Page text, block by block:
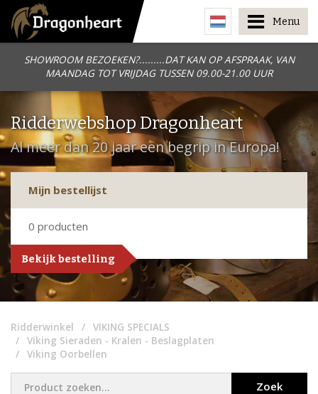
SHOWROOM BEZOEKEN?.........DAT KAN OP AFSPRAAK, VAN
MAANDAG TOT VRIJDAG TUSSEN 09.00-21.00 UUR
Menu
Ridderwebshop Dragonheart
Al meer dan 20 jaar een begrip in Europa!
Mijn bestellijst
0 producten
Bekijk bestelling
Ridderwinkel
VIKING SPECIALS
Viking Sieraden - Kralen - Beslagplaten
Viking Oorbellen
Zoek